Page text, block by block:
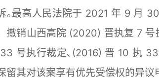
｡最高人民法院于 2021 年 9 月
撤销山西高院 (2020) 晋执复 7
号执行裁定､(2016) 晋 10 执
留其对该案享有优先受偿权的异议